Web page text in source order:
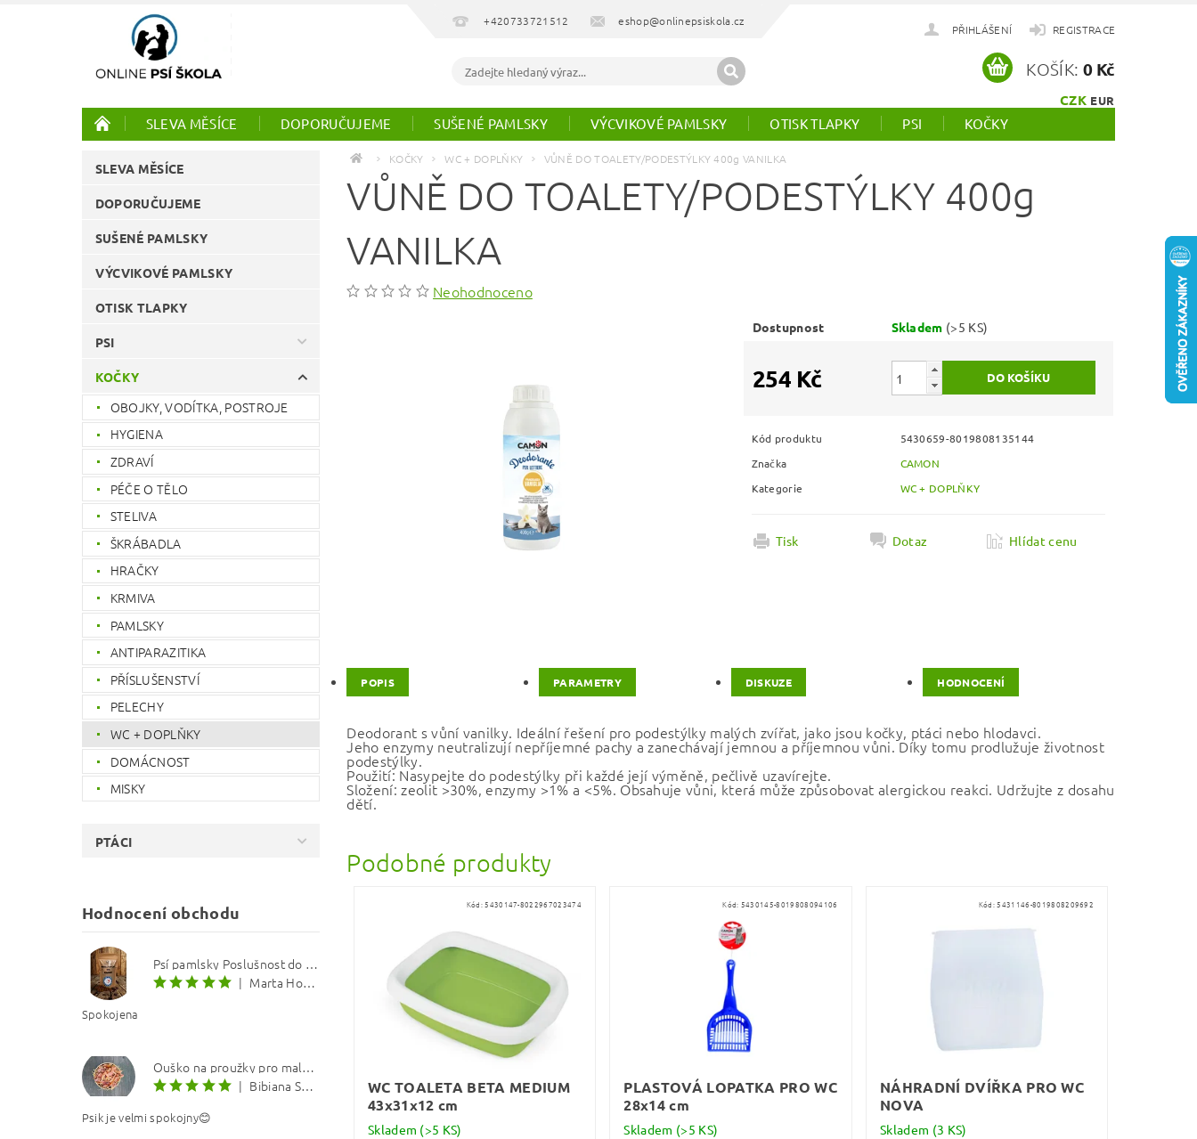
+420733721512 eshop@onlinepsiskola.cz
PŘIHLÁŠENÍ REGISTRACE
CZK EUR
KOŠÍK: 0 Kč
SLEVA MĚSÍCE DOPORUČUJEME SUŠENÉ PAMLSKY VÝCVIKOVÉ PAMLSKY OTISK TLAPKY PSI KOČKY
SLEVA MĚSÍCE
DOPORUČUJEME
SUŠENÉ PAMLSKY
VÝCVIKOVÉ PAMLSKY
OTISK TLAPKY
PSI
KOČKY
OBOJKY, VODÍTKA, POSTROJE
HYGIENA
ZDRAVÍ
PÉČE O TĚLO
STELIVA
ŠKRÁBADLA
HRAČKY
KRMIVA
PAMLSKY
ANTIPARAZITIKA
PŘÍSLUŠENSTVÍ
PELECHY
WC + DOPLŇKY
DOMÁCNOST
MISKY
PTÁCI
Hodnocení obchodu
Psí pamlsky Poslušnost do kapsy: Treska s červenou řepou 12 mm
|
Marta Hourová
Spokojena
Ouško na proužky pro malé psí koloušky 100g
|
Bibiana Sabolova
Psik je velmi spokojny😊
KOČKY WC + DOPLŇKY VŮNĚ DO TOALETY/PODESTÝLKY 400g VANILKA
VŮNĚ DO TOALETY/PODESTÝLKY 400g
VANILKA
Neohodnoceno
Dostupnost Skladem (>5 KS)
254 Kč
Kód produktu
5430659-8019808135144
Značka
CAMON
Kategorie
WC + DOPLŇKY
Tisk Dotaz Hlídat cenu
POPIS PARAMETRY DISKUZE HODNOCENÍ
Deodorant s vůní vanilky. Ideální řešení pro podestýlky malých zvířat, jako jsou kočky, ptáci nebo hlodavci.
Jeho enzymy neutralizují nepříjemné pachy a zanechávají jemnou a příjemnou vůni. Díky tomu prodlužuje životnost
podestýlky.
Použití: Nasypejte do podestýlky při každé její výměně, pečlivě uzavírejte.
Složení: zeolit >30%, enzymy >1% a <5%. Obsahuje vůni, která může způsobovat alergickou reakci. Udržujte z dosahu
dětí.
Podobné produkty
Kód:5430147-8022967023474
WC TOALETA BETA MEDIUM
43x31x12 cm
Skladem (>5 KS)
Kód: 5430145-8019808094106
PLASTOVÁ LOPATKA PRO WC
28x14 cm
Skladem (>5 KS)
Kód:5431146-8019808209692
NÁHRADNÍ DVÍŘKA PRO WC
NOVA
Skladem (3 KS)